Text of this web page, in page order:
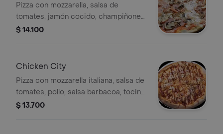
Pizza con mozzarella, salsa de
tomates, jamón cocido, champiñones
y orégano
$ 14.100
Chicken City
Pizza con mozzarella italiana, salsa de
tomates, pollo, salsa barbacoa, tocino
y orégano.
$ 13.700